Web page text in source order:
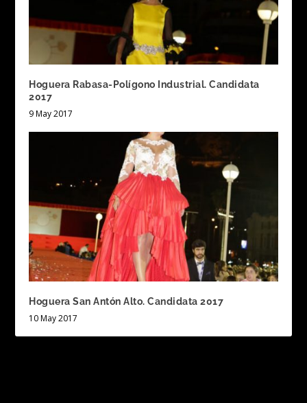
Hoguera Rabasa-Polígono Industrial. Candidata
2017
9 May 2017
Hoguera San Antón Alto. Candidata 2017
10 May 2017